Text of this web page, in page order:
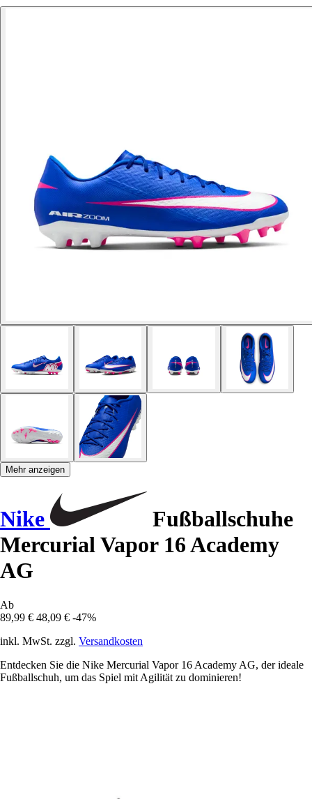
Mehr anzeigen
Nike
Fußballschuhe
Mercurial Vapor 16 Academy
AG
Ab
89,99 € 48,09 € -47%
inkl. MwSt. zzgl. Versandkosten
Entdecken Sie die Nike Mercurial Vapor 16 Academy AG, der ideale
Fußballschuh, um das Spiel mit Agilität zu dominieren!